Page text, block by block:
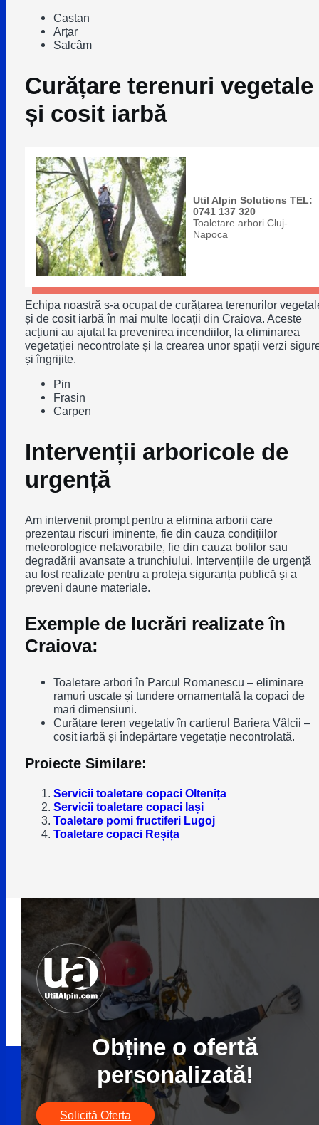
Castan
Arțar
Salcâm
Curățare terenuri vegetale
și cosit iarbă
Util Alpin Solutions TEL:
0741 137 320
Toaletare arbori Cluj-
Napoca
Echipa noastră s-a ocupat de curățarea terenurilor
și de cosit iarbă în mai multe locații din Craiova. Aceste
acțiuni au ajutat la prevenirea incendiilor, la eliminarea
vegetației necontrolate și la crearea unor spații verzi
și îngrijite.
Pin
Frasin
Carpen
Intervenții arboricole de
urgență
Am intervenit prompt pentru a elimina arborii care
prezentau riscuri iminente, fie din cauza condițiilor
meteorologice nefavorabile, fie din cauza bolilor sau
degradării avansate a trunchiului. Intervențiile de urgență
au fost realizate pentru a proteja siguranța publică și a
preveni daune materiale.
Exemple de lucrări realizate în
Craiova:
Toaletare arbori în Parcul Romanescu – eliminare
ramuri uscate și tundere ornamentală la copaci de
mari dimensiuni.
Curățare teren vegetativ în cartierul Bariera Vâlcii –
cosit iarbă și îndepărtare vegetație necontrolată.
Proiecte Similare:
Servicii toaletare copaci Oltenița
Servicii toaletare copaci Iași
Toaletare pomi fructiferi Lugoj
Toaletare copaci Reșița
Obține o ofertă
personalizată!
Solicită Oferta